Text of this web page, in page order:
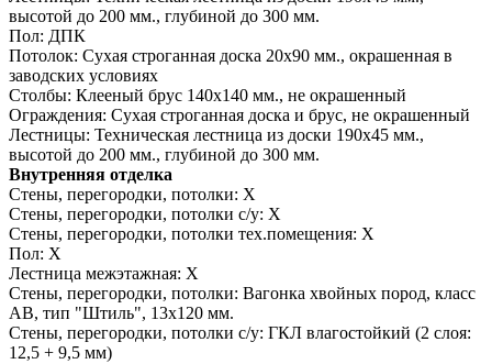
высотой до 200 мм., глубиной до 300 мм.
Пол: ДПК
Потолок: Сухая строганная доска 20х90 мм., окрашенная в
заводских условиях
Столбы: Клееный брус 140х140 мм., не окрашенный
Ограждения: Сухая строганная доска и брус, не окрашенный
Лестницы: Техническая лестница из доски 190х45 мм.,
высотой до 200 мм., глубиной до 300 мм.
Внутренняя отделка
Стены, перегородки, потолки: Х
Стены, перегородки, потолки с/у: Х
Стены, перегородки, потолки тех.помещения: Х
Пол: Х
Лестница межэтажная: Х
Стены, перегородки, потолки: Вагонка хвойных пород, класс
АВ, тип "Штиль", 13х120 мм.
Стены, перегородки, потолки с/у: ГКЛ влагостойкий (2 слоя:
12,5 + 9,5 мм)